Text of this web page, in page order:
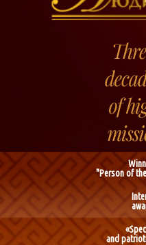
"Person of
and